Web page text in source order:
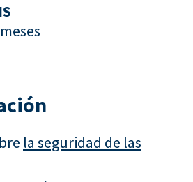
la seguridad de las